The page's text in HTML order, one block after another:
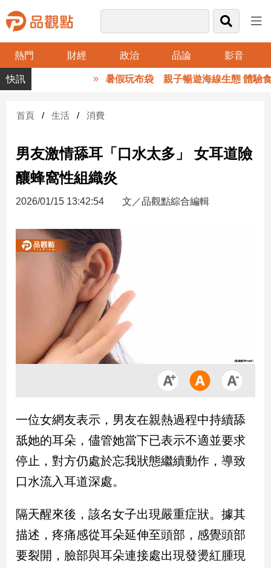
熱門 財經 政治 品論 影音
品
觀
財
台
灣
財
新
產
經/
品
政
治
焦
品
點
民
調
暑假玩布袋 親子暢遊海線生態 體驗食
首頁 生活 消費
男友激情舔耳「口水太多」 女耳道險
釀蜂窩性組織炎
2026/01/15 13:42:54 文／品觀點綜合編輯
一位女網友表示，男友在親熱過程中持續舔
舐她的耳朵，儘管她當下已表示不適並要求
停止，對方仍處於忘我狀態繼續動作，導致
口水流入耳道深處。
隔天醒來後，該名女子出現嚴重症狀。據其
描述，疼痛感從耳朵延伸至頭部，感覺頭部
要裂開，臉部與耳朵連接處出現發燙紅腫現